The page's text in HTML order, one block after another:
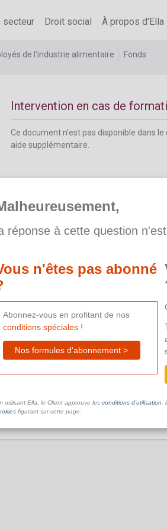
secteur Droit social À propos d'Ella
de l'industrie alimentaire Fonds
aide supplémentaire.
Intervention en cas de
Ce document n'est pas disponible dans
aide supplémentaire.
Intervention en cas de maladie
aide supplémentaire.
Mesures financées par la
Ce document n'est pas disponible dans
réponse à cette question
n'êtes pas abonné
Abonnez-vous en profitant de nos
conditions spéciales!
Nos formules d'abonnement >
utilisant Ella, le Client approuve les conditions d’utilisation
figurant sur cette page.